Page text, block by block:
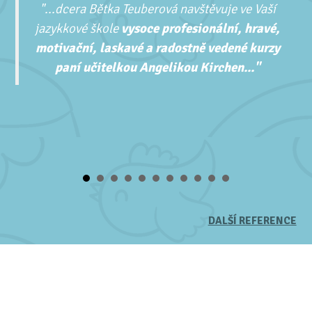
"...dcera Bětka Teuberová navštěvuje ve Vaší
jazykkové škole vysoce profesionální, hravé,
motivační, laskavé a radostně vedené kurzy
paní učitelkou Angelikou Kirchen..."
DALŠÍ REFERENCE